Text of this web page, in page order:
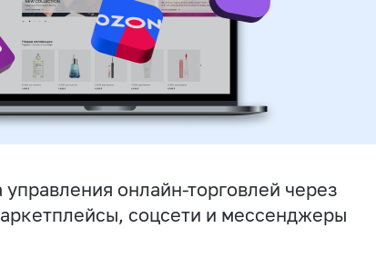
онлайн-торговлей через
соцсети и мессенджеры